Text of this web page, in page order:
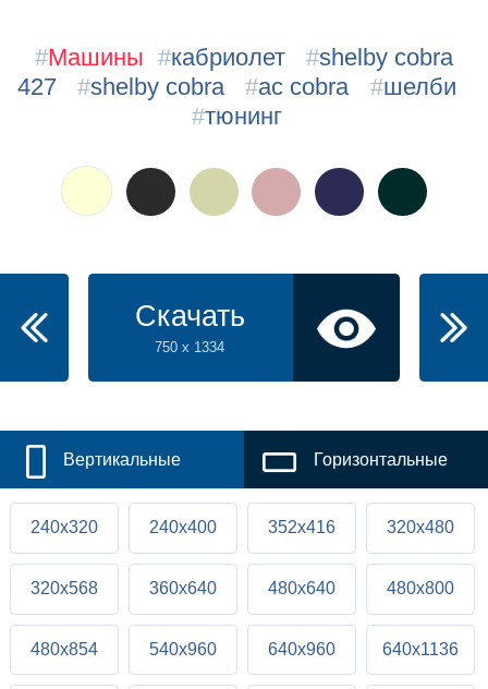
#Машины #кабриолет #shelby cobra
427
#shelby cobra #ac cobra #шелби
#тюнинг
Скачать
750 x 1334
Вертикальные Горизонтальные
240x320 240x400 352x416 320x480
320x568 360x640 480x640 480x800
480x854 540x960 640x960 640x1136